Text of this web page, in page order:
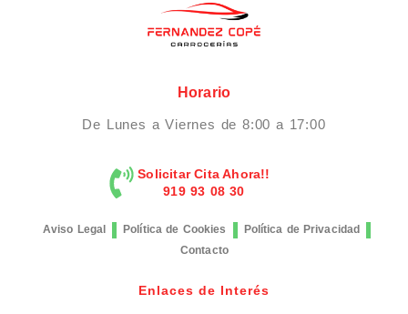
Horario
De Lunes a Viernes de 8:00 a 17:00
Solicitar Cita Ahora!!
919 93 08 30
Aviso Legal Política de Cookies
Política de Privacidad
Contacto
Enlaces de Interés